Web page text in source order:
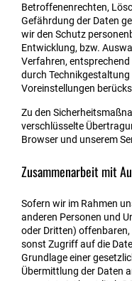
Betroffenenrechten,
Gefährdung der Daten
wir den Schutz
Entwicklung, bzw.
Verfahren,
durch
Voreinstellungen
Zu den
verschlüsselte
Browser und unserem
Zusammenarbeit mit
Sofern wir im Rahmen
anderen Personen und
oder Dritten) offenbaren,
sonst Zugriff auf die
Grundlage einer
Übermittlung der Daten